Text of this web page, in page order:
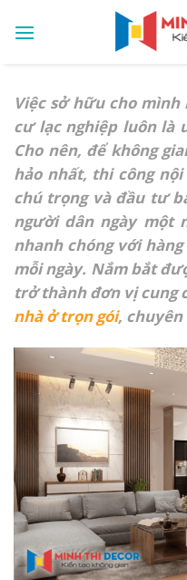
Việc sở hữu cho
cư lạc nghiệp luôn là
Cho nên, để không
hảo nhất, thi công
chú trọng và đầu tư
người dân ngày một
nhanh chóng với
mỗi ngày. Nắm bắt
trở thành đơn vị cung
nhà ở trọn gói, chuyên